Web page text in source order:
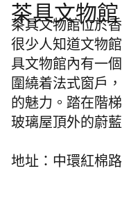
茶具文物館
茶具文物館位於
很少人知道文物
具文物館內有一
圍繞着法式窗戶
的魅力。踏在階
玻璃屋頂外的蔚
地址：中環紅棉路